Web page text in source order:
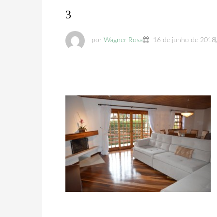
3
por Wagner Rosa 16 de junho de 2018